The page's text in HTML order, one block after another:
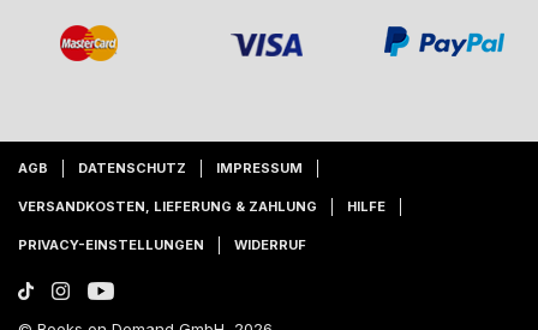
AGB DATENSCHUTZ IMPRESSUM
VERSANDKOSTEN, LIEFERUNG & ZAHLUNG HILFE
PRIVACY-EINSTELLUNGEN WIDERRUF